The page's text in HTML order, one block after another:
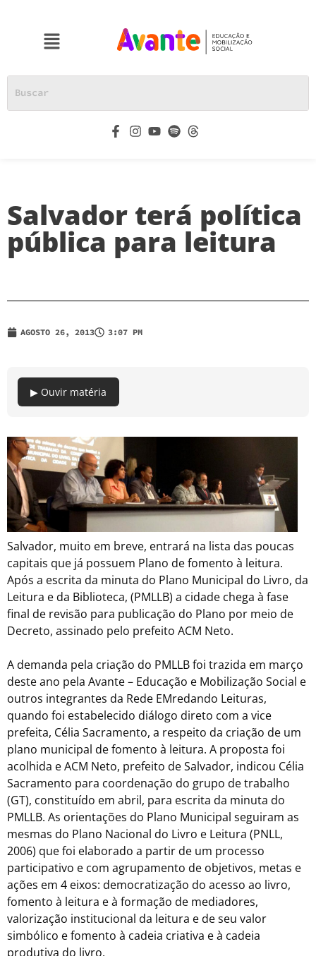
Salvador terá política
pública para leitura
AGOSTO 26, 2013 3:07 PM
▶ Ouvir matéria
Salvador, muito em breve, entrará na lista das poucas
capitais que já possuem Plano de fomento à leitura.
Após a escrita da minuta do Plano Municipal do Livro, da
Leitura e da Biblioteca, (PMLLB) a cidade chega à fase
final de revisão para publicação do Plano por meio de
Decreto, assinado pelo prefeito ACM Neto.
A demanda pela criação do PMLLB foi trazida em março
deste ano pela Avante – Educação e Mobilização Social e
outros integrantes da Rede EMredando Leituras,
quando foi estabelecido diálogo direto com a vice
prefeita, Célia Sacramento, a respeito da criação de um
plano municipal de fomento à leitura. A proposta foi
acolhida e ACM Neto, prefeito de Salvador, indicou Célia
Sacramento para coordenação do grupo de trabalho
(GT), constituído em abril, para escrita da minuta do
PMLLB. As orientações do Plano Municipal seguiram as
mesmas do Plano Nacional do Livro e Leitura (PNLL,
2006) que foi elaborado a partir de um processo
participativo e com agrupamento de objetivos, metas e
ações em 4 eixos: democratização do acesso ao livro,
fomento à leitura e à formação de mediadores,
valorização institucional da leitura e de seu valor
simbólico e fomento à cadeia criativa e à cadeia
produtiva do livro.